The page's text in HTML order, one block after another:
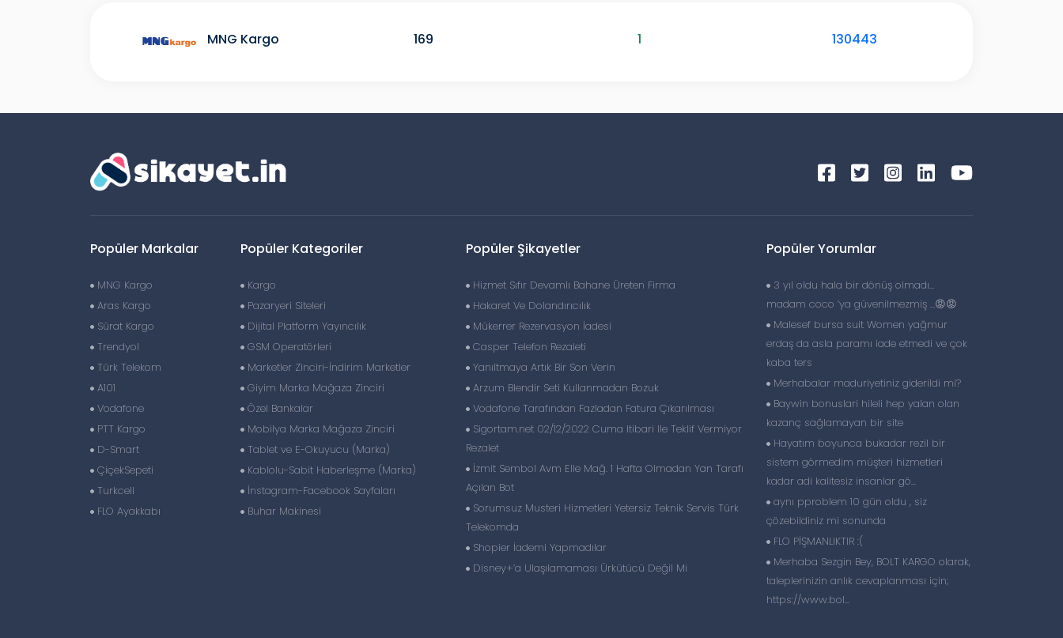
MNG Kargo 169 1 130443
Popüler Markalar
MNG Kargo
Aras Kargo
Sürat Kargo
Trendyol
Türk Telekom
A101
Vodafone
PTT Kargo
D-Smart
ÇiçekSepeti
Turkcell
FLO Ayakkabı
Popüler Kategoriler
Kargo
Pazaryeri Siteleri
Dijital Platform Yayıncılık
GSM Operatörleri
Marketler Zinciri-İndirim Marketler
Giyim Marka Mağaza Zinciri
Özel Bankalar
Mobilya Marka Mağaza Zinciri
Tablet ve E-Okuyucu (Marka)
Kablolu-Sabit Haberleşme (Marka)
İnstagram-Facebook Sayfaları
Buhar Makinesi
Popüler Şikayetler
Hizmet Sıfır Devamlı Bahane Üreten Firma
Hakaret Ve Dolandırıcılık
Mükerrer Rezervasyon İadesi
Casper Telefon Rezaleti
Yanıltmaya Artık Bir Son Verin
Arzum Blendir Seti Kullanmadan Bozuk
Vodafone Tarafından Fazladan Fatura Çıkarılması
Sigortam.net 02/12/2022 Cuma Itibari Ile Teklif Vermiyor
Rezalet
İzmit Sembol Avm Elle Mağ. 1 Hafta Olmadan Yan Tarafı
Açılan Bot
Sorumsuz Musteri Hizmetleri Yetersiz Teknik Servis Türk
Telekomda
Shopier İademi Yapmadılar
Disney+’a Ulaşılamaması Ürkütücü Değil Mi
Popüler Yorumlar
3 yıl oldu hala bir dönüş olmadı…
madam coco ‘ya güvenilmezmiş …😡😡
Malesef bursa suit Women yağmur
erdaş da asla paramı iade etmedi ve çok
kaba ters
Merhabalar maduriyetiniz giderildi mi?
Baywin bonuslari hileli hep yalan olan
kazanç sağlamayan bir site
Hayatım boyunca bukadar rezil bir
sistem görmedim müşteri hizmetleri
kadar adi kalitesiz insanlar gö...
aynı pproblem 10 gün oldu , siz
çözebildiniz mi sonunda
FLO PİŞMANLIKTIR :(
Merhaba Sezgin Bey, BOLT KARGO olarak,
taleplerinizin anlık cevaplanması için;
https://www.bol...